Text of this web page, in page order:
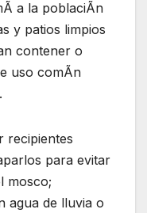
a la poblaciÃn
y patios limpios
contener o
uso comÃn
recipientes
para evitar
mosco;
agua de lluvia o